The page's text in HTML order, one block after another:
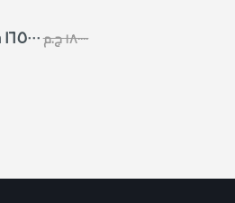
١٨٠٠٠٠ ج.م ١٦٥٠٠٠ ج.م